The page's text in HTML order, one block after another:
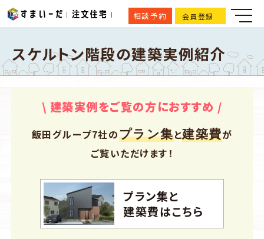
相談予約 会員登録
スケルトン階段の建築実例紹介
\ 建築実例をご覧の方におすすめ /
飯田グループ7社のプラン集と建築費が
ご覧いただけます！
プラン集と
建築費はこちら